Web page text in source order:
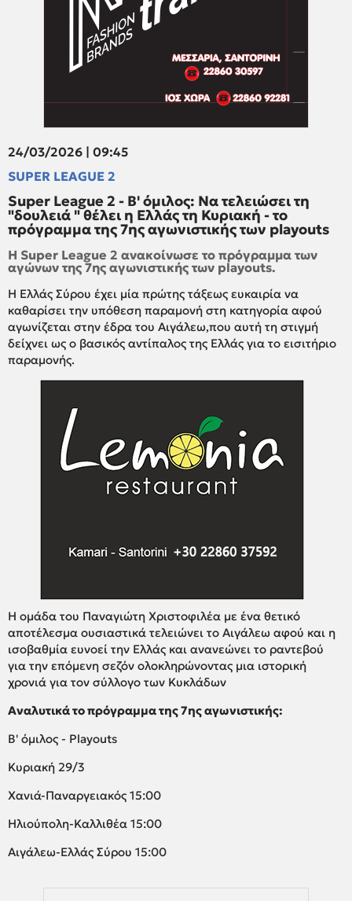
24/03/2026 | 09:45
SUPER LEAGUE 2
Super League 2 - Β' όμιλος: Να τελειώσει τη
"δουλειά " θέλει η Ελλάς τη Κυριακή - το
πρόγραμμα της 7ης αγωνιστικής των playouts
Η Super League 2 ανακοίνωσε το πρόγραμμα των
αγώνων της 7ης αγωνιστικής των playouts.
Η Ελλάς Σύρου έχει μία πρώτης τάξεως ευκαιρία να
καθαρίσει την υπόθεση παραμονή στη κατηγορία αφού
αγωνίζεται στην έδρα του Αιγάλεω,που αυτή τη στιγμή
δείχνει ως ο βασικός αντίπαλος της Ελλάς για το εισιτήριο
παραμονής.
Η ομάδα του Παναγιώτη Χριστοφιλέα με ένα θετικό
αποτέλεσμα ουσιαστικά τελειώνει το Αιγάλεω αφού και η
ισοβαθμία ευνοεί την Ελλάς και ανανεώνει το ραντεβού
για την επόμενη σεζόν ολοκληρώνοντας μια ιστορική
χρονιά για τον σύλλογο των Κυκλάδων
Αναλυτικά το πρόγραμμα της 7ης αγωνιστικής:
Β' όμιλος - Playouts
Κυριακή 29/3
Χανιά-Παναργειακός 15:00
Ηλιούπολη-Καλλιθέα 15:00
Αιγάλεω-Ελλάς Σύρου 15:00